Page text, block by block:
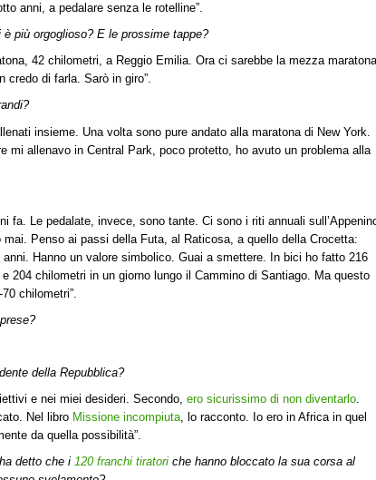
anni, a pedalare senza le rotelline”.
più orgoglioso? E le prossime tappe?
42 chilometri, a Reggio Emilia. Ora ci sarebbe la mezza maratona
credo di farla. Sarò in giro”.
insieme. Una volta sono pure andato alla maratona di New York.
mi allenavo in Central Park, poco protetto, ho avuto un problema alla
fa. Le pedalate, invece, sono tante. Ci sono i riti annuali
Penso ai passi della Futa, al Raticosa, a quello della Crocetta:
Hanno un valore simbolico. Guai a smettere. In bici ho fatto 216
204 chilometri in un giorno lungo il Cammino di Santiago. Ma questo
chilometri”.
della Repubblica?
e nei miei desideri. Secondo, ero sicurissimo di non diventarlo.
Nel libro Missione incompiuta, lo racconto. Io ero in Africa in quel
da quella possibilità”.
detto che i 120 franchi tiratori che hanno bloccato la sua corsa al